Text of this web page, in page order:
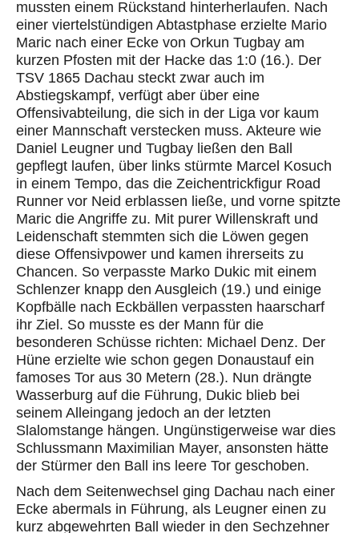
mussten einem Rückstand hinterherlaufen. Nach
einer viertelstündigen Abtastphase erzielte Mario
Maric nach einer Ecke von Orkun Tugbay am
kurzen Pfosten mit der Hacke das 1:0 (16.). Der
TSV 1865 Dachau steckt zwar auch im
Abstiegskampf, verfügt aber über eine
Offensivabteilung, die sich in der Liga vor kaum
einer Mannschaft verstecken muss. Akteure wie
Daniel Leugner und Tugbay ließen den Ball
gepflegt laufen, über links stürmte Marcel Kosuch
in einem Tempo, das die Zeichentrickfigur Road
Runner vor Neid erblassen ließe, und vorne spitzte
Maric die Angriffe zu. Mit purer Willenskraft und
Leidenschaft stemmten sich die Löwen gegen
diese Offensivpower und kamen ihrerseits zu
Chancen. So verpasste Marko Dukic mit einem
Schlenzer knapp den Ausgleich (19.) und einige
Kopfbälle nach Eckbällen verpassten haarscharf
ihr Ziel. So musste es der Mann für die
besonderen Schüsse richten: Michael Denz. Der
Hüne erzielte wie schon gegen Donaustauf ein
famoses Tor aus 30 Metern (28.). Nun drängte
Wasserburg auf die Führung, Dukic blieb bei
seinem Alleingang jedoch an der letzten
Slalomstange hängen. Ungünstigerweise war dies
Schlussmann Maximilian Mayer, ansonsten hätte
der Stürmer den Ball ins leere Tor geschoben.
Nach dem Seitenwechsel ging Dachau nach einer
Ecke abermals in Führung, als Leugner einen zu
kurz abgewehrten Ball wieder in den Sechzehner